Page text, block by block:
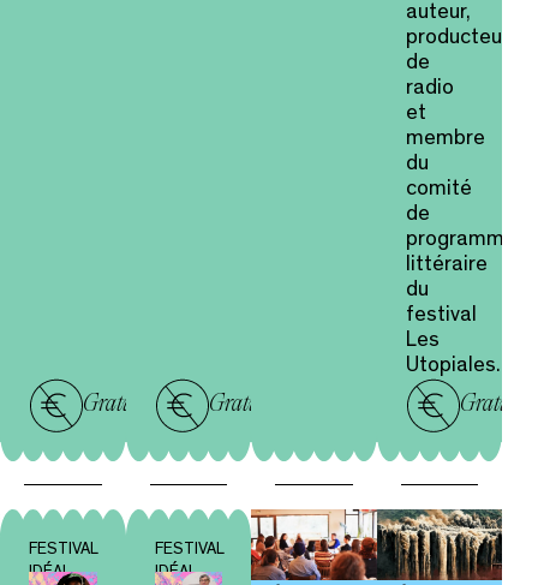
Gratuit Gratuit
auteur,
producteur
de
radio
et
membre
du
comité
de
littéraire
du
festival
Les
Utopiales.
Gratuit
FESTIVAL
IDÉAL
FESTIVAL
IDÉAL